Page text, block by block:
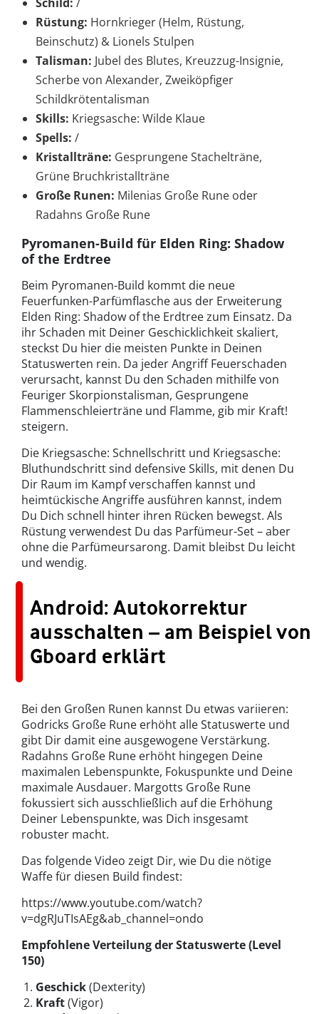
Rüstung: Hornkrieger (Helm, Rüstung,
Beinschutz) & Lionels Stulpen
Talisman: Jubel des Blutes, Kreuzzug-Insignie,
Scherbe von Alexander, Zweiköpfiger
Schildkrötentalisman
Skills: Kriegsasche: Wilde Klaue
Spells: /
Kristallträne: Gesprungene Stachelträne,
Grüne Bruchkristallträne
Große Runen: Milenias Große Rune oder
Radahns Große Rune
Pyromanen-Build für Elden Ring: Shadow
of the Erdtree
Beim Pyromanen-Build kommt die neue
Feuerfunken-Parfümflasche aus der Erweiterung
Elden Ring: Shadow of the Erdtree zum Einsatz. Da
ihr Schaden mit Deiner Geschicklichkeit skaliert,
steckst Du hier die meisten Punkte in Deinen
Statuswerten rein. Da jeder Angriff Feuerschaden
verursacht, kannst Du den Schaden mithilfe von
Feuriger Skorpionstalisman, Gesprungene
Flammenschleierträne und Flamme, gib mir Kraft!
steigern.
Die Kriegsasche: Schnellschritt und Kriegsasche:
Bluthundschritt sind defensive Skills, mit denen Du
Dir Raum im Kampf verschaffen kannst und
heimtückische Angriffe ausführen kannst, indem
Du Dich schnell hinter ihren Rücken bewegst. Als
Rüstung verwendest Du das Parfümeur-Set – aber
ohne die Parfümeursarong. Damit bleibst Du leicht
und wendig.
Android: Autokorrektur
ausschalten – am Beispiel von
Gboard erklärt
Bei den Großen Runen kannst Du etwas variieren:
Godricks Große Rune erhöht alle Statuswerte und
gibt Dir damit eine ausgewogene Verstärkung.
Radahns Große Rune erhöht hingegen Deine
maximalen Lebenspunkte, Fokuspunkte und Deine
maximale Ausdauer. Margotts Große Rune
fokussiert sich ausschließlich auf die Erhöhung
Deiner Lebenspunkte, was Dich insgesamt
robuster macht.
Das folgende Video zeigt Dir, wie Du die nötige
Waffe für diesen Build findest:
https://www.youtube.com/watch?
v=dgRJuTIsAEg&ab_channel=ondo
Empfohlene Verteilung der Statuswerte (Level
150)
Geschick(Dexterity)
Kraft(Vigor)